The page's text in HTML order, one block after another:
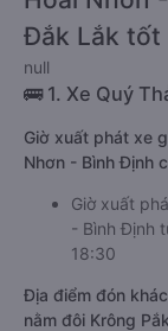
Đắk Lắk tốt
null
🚌 1. Xe Quý
Giờ xuất phát xe
Nhơn - Bình Định
Giờ xuất
- Bình Định
18:30
Địa điểm đón
nằm đôi Krông